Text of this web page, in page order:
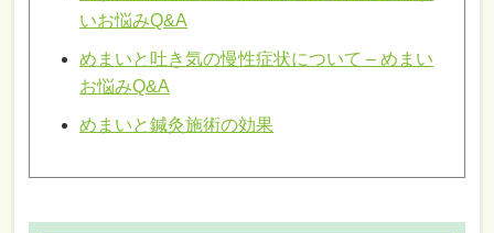
いお悩みQ&A
めまいと吐き気の慢性症状について – めまい
お悩みQ&A
めまいと鍼灸施術の効果